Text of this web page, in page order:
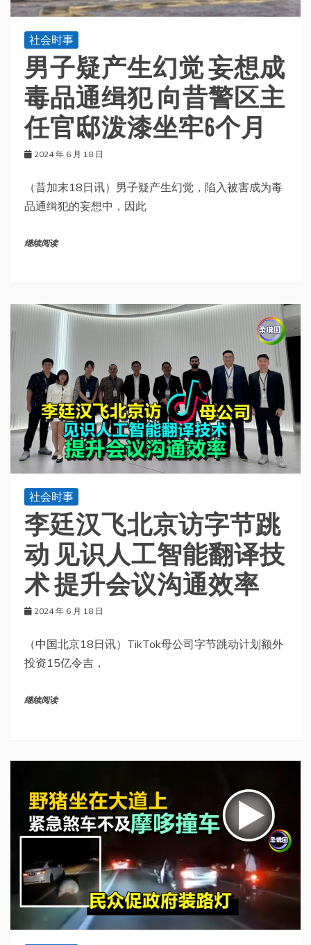
社会时事
男子疑产生幻觉 妄想成
毒品通缉犯 向昔警区主
任官邸泼漆坐牢6个月
2024 年 6 月 18 日
（昔加末18日讯）男子疑产生幻觉，陷入被害成为毒
品通缉犯的妄想中，因此
继续阅读
社会时事
李廷汉飞北京访字节跳
动 见识人工智能翻译技
术 提升会议沟通效率
2024 年 6 月 18 日
（中国北京18日讯）TikTok母公司字节跳动计划额外
投资15亿令吉，
继续阅读